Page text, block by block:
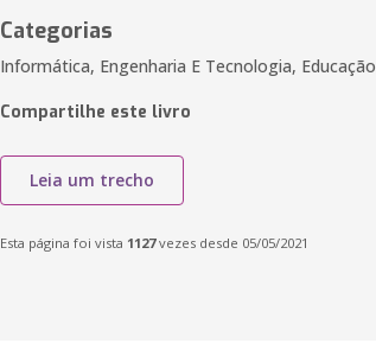
Categorias
Informática, Engenharia E Tecnologia, Educação
Compartilhe este livro
Leia um trecho
Esta página foi vista 1127vezes desde 05/05/2021